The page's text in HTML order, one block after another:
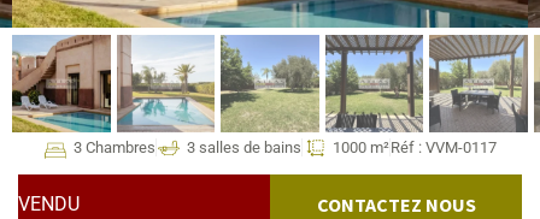
3 Chambres 3 salles de bains 1000 m²Réf : VVM-0117
VENDU CONTACTEZ NOUS